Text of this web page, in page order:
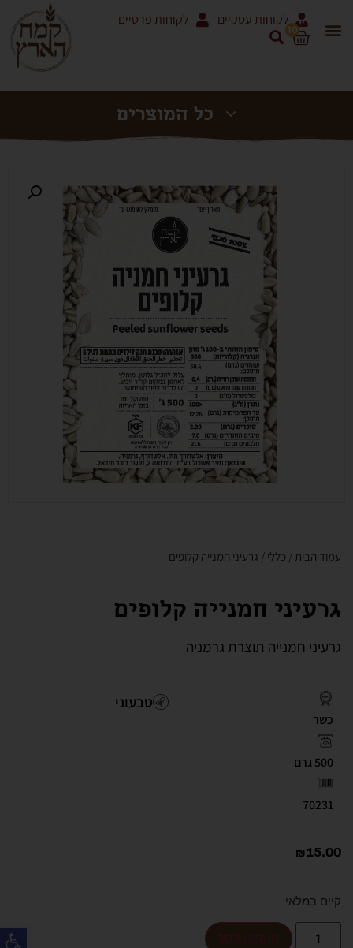
לקוחות עסקיים לקוחות פרטיים
10
עמוד הבית / כללי / גרעיני חמנייה קלופים
גרעיני חמנייה קלופים
גרעיני חמנייה תוצרת גרמניה
כשר
500 גרם
70231
טבעוני
₪15.00
קיים במלאי